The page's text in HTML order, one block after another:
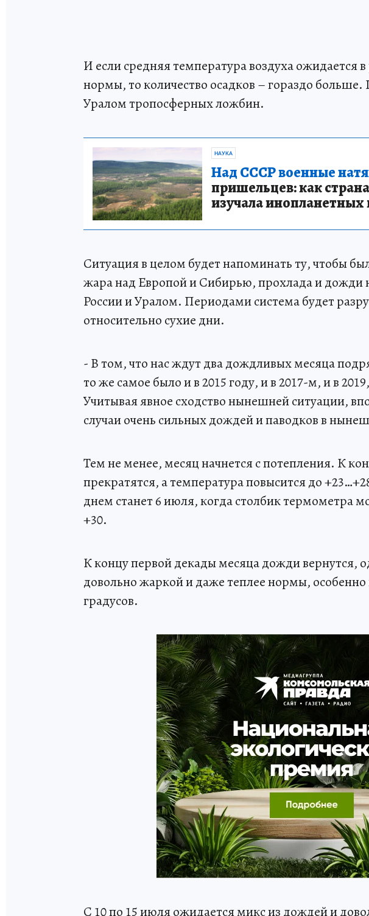
И если средняя температура воздуха ожидается
нормы, то количество осадков – гораздо
Уралом тропосферных ложбин.
НАУКА
Над СССР военные
пришельцев: как
изучала инопланетных
Ситуация в целом будет напоминать ту, чтобы
жара над Европой и Сибирью, прохлада и дожди
России и Уралом. Периодами система будет
относительно сухие дни.
- В том, что нас ждут два дождливых месяца
то же самое было и в 2015 году, и в 2017-м, и в
Учитывая явное сходство нынешней ситуации,
случаи очень сильных дождей и паводков в
Тем не менее, месяц начнется с потепления. К
прекратятся, а температура повысится до
днем станет 6 июля, когда столбик термометра
+30.
К концу первой декады месяца дожди вернутся,
довольно жаркой и даже теплее нормы, особенно
градусов.
С 10 по 15 июля ожидается микс из дождей и